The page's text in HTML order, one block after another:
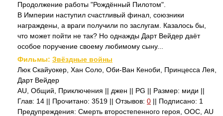
Продолжение работы "Рождённый Пилотом".
В Империи наступил счастливый финал, союзники
награждены, а враги получили по заслугам. Казалось бы,
что может пойти не так? Но однажды Дарт Вейдер даёт
особое поручение своему любимому сыну...
Фильмы: Звёздные войны
Люк Скайуокер, Хан Соло, Оби-Ван Кеноби, Принцесса Лея,
Дарт Вейдер
AU, Общий, Приключения || джен || PG || Размер: миди ||
Глав: 14 || Прочитано: 3519 || Отзывов: 0 || Подписано: 1
Предупреждения: Смерть второстепенного героя, ООС, AU